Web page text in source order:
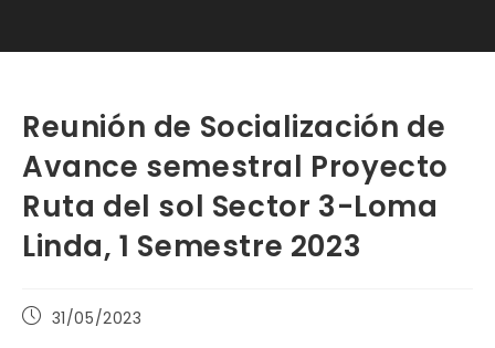
Reunión de Socialización de
Avance semestral Proyecto
Ruta del sol Sector 3-Loma
Linda, 1 Semestre 2023
Publicación
31/05/2023